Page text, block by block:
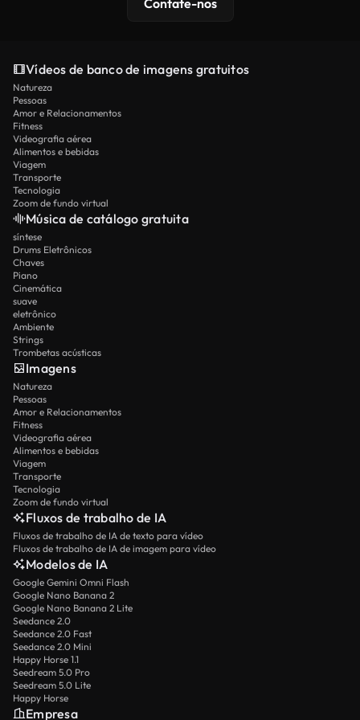
Contate-nos
Vídeos de banco de imagens gratuitos
Natureza
Pessoas
Amor e Relacionamentos
Fitness
Videografia aérea
Alimentos e bebidas
Viagem
Transporte
Tecnologia
Zoom de fundo virtual
Música de catálogo gratuita
síntese
Drums Eletrônicos
Chaves
Piano
Cinemática
suave
eletrônico
Ambiente
Strings
Trombetas acústicas
Imagens
Natureza
Pessoas
Amor e Relacionamentos
Fitness
Videografia aérea
Alimentos e bebidas
Viagem
Transporte
Tecnologia
Zoom de fundo virtual
Fluxos de trabalho de IA
Fluxos de trabalho de IA de texto para vídeo
Fluxos de trabalho de IA de imagem para vídeo
Modelos de IA
Google Gemini Omni Flash
Google Nano Banana 2
Google Nano Banana 2 Lite
Seedance 2.0
Seedance 2.0 Fast
Seedance 2.0 Mini
Happy Horse 1.1
Seedream 5.0 Pro
Seedream 5.0 Lite
Happy Horse
Empresa